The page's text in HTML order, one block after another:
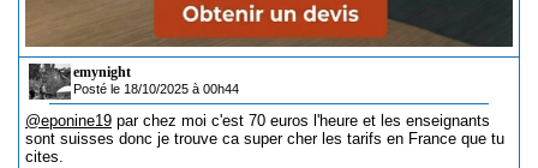
emynight
Posté le 18/10/2025 à 00h44
@eponine19 par chez moi c'est 70 euros l'heure et les enseignants
sont suisses donc je trouve ca super cher les tarifs en France que tu
cites.